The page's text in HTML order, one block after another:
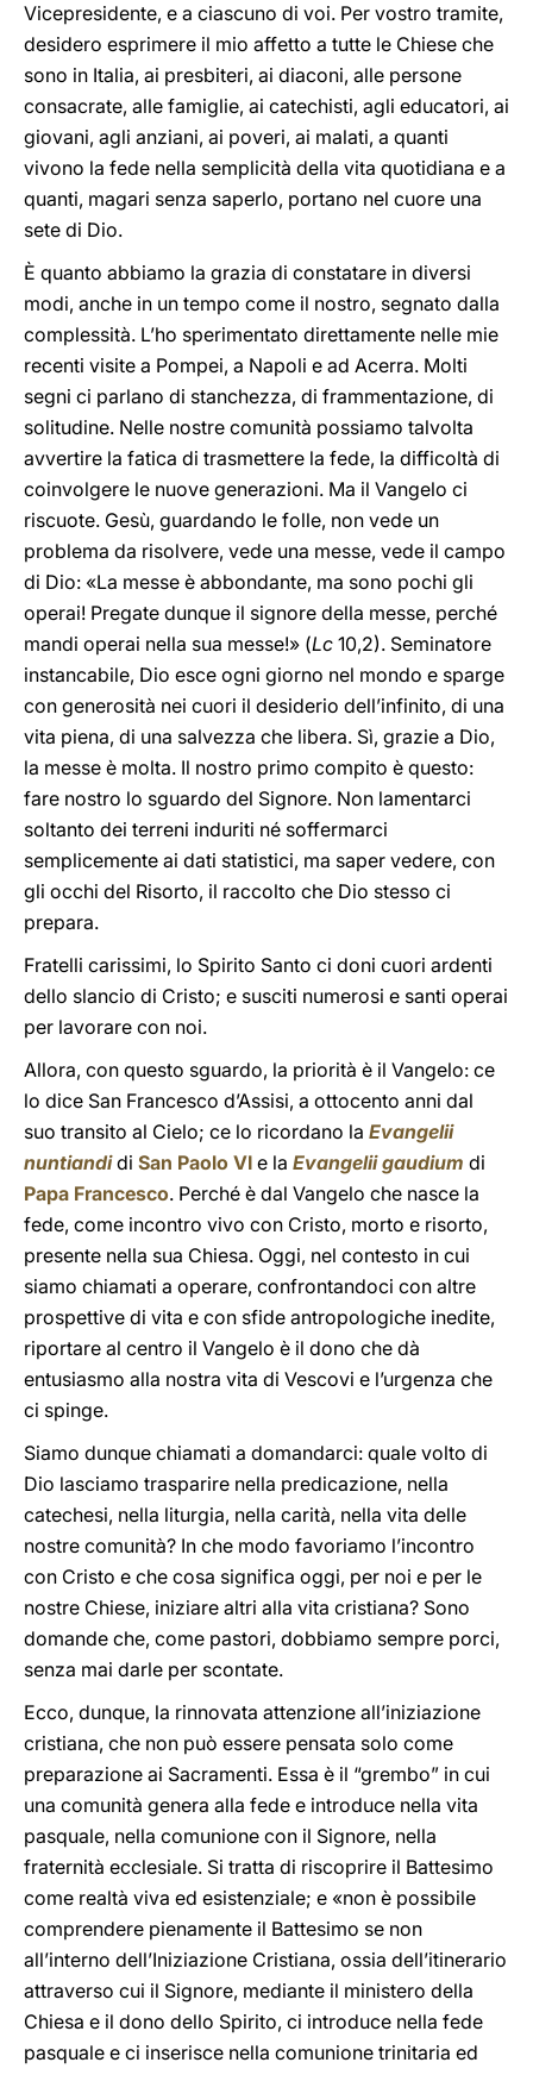
Vicepresidente, e a ciascuno di voi. Per vostro tramite,
desidero esprimere il mio affetto a tutte le Chiese che
sono in Italia, ai presbiteri, ai diaconi, alle persone
consacrate, alle famiglie, ai catechisti, agli educatori, ai
giovani, agli anziani, ai poveri, ai malati, a quanti
vivono la fede nella semplicità della vita quotidiana e a
quanti, magari senza saperlo, portano nel cuore una
sete di Dio.
È quanto abbiamo la grazia di constatare in diversi
modi, anche in un tempo come il nostro, segnato dalla
complessità. L’ho sperimentato direttamente nelle mie
recenti visite a Pompei, a Napoli e ad Acerra. Molti
segni ci parlano di stanchezza, di frammentazione, di
solitudine. Nelle nostre comunità possiamo talvolta
avvertire la fatica di trasmettere la fede, la difficoltà di
coinvolgere le nuove generazioni. Ma il Vangelo ci
riscuote. Gesù, guardando le folle, non vede un
problema da risolvere, vede una messe, vede il campo
di Dio: «La messe è abbondante, ma sono pochi gli
operai! Pregate dunque il signore della messe, perché
mandi operai nella sua messe!» (Lc 10,2). Seminatore
instancabile, Dio esce ogni giorno nel mondo e sparge
con generosità nei cuori il desiderio dell’infinito, di una
vita piena, di una salvezza che libera. Sì, grazie a Dio,
la messe è molta. Il nostro primo compito è questo:
fare nostro lo sguardo del Signore. Non lamentarci
soltanto dei terreni induriti né soffermarci
semplicemente ai dati statistici, ma saper vedere, con
gli occhi del Risorto, il raccolto che Dio stesso ci
prepara.
Fratelli carissimi, lo Spirito Santo ci doni cuori ardenti
dello slancio di Cristo; e susciti numerosi e santi operai
per lavorare con noi.
Allora, con questo sguardo, la priorità è il Vangelo: ce
lo dice San Francesco d’Assisi, a ottocento anni dal
suo transito al Cielo; ce lo ricordano la Evangelii
nuntiandidi San Paolo VI e la Evangelii gaudium di
Papa Francesco. Perché è dal Vangelo che nasce la
fede, come incontro vivo con Cristo, morto e risorto,
presente nella sua Chiesa. Oggi, nel contesto in cui
siamo chiamati a operare, confrontandoci con altre
prospettive di vita e con sfide antropologiche inedite,
riportare al centro il Vangelo è il dono che dà
entusiasmo alla nostra vita di Vescovi e l’urgenza che
ci spinge.
Siamo dunque chiamati a domandarci: quale volto di
Dio lasciamo trasparire nella predicazione, nella
catechesi, nella liturgia, nella carità, nella vita delle
nostre comunità? In che modo favoriamo l’incontro
con Cristo e che cosa significa oggi, per noi e per le
nostre Chiese, iniziare altri alla vita cristiana? Sono
domande che, come pastori, dobbiamo sempre porci,
senza mai darle per scontate.
Ecco, dunque, la rinnovata attenzione all’iniziazione
cristiana, che non può essere pensata solo come
preparazione ai Sacramenti. Essa è il “grembo” in cui
una comunità genera alla fede e introduce nella vita
pasquale, nella comunione con il Signore, nella
fraternità ecclesiale. Si tratta di riscoprire il Battesimo
come realtà viva ed esistenziale; e «non è possibile
comprendere pienamente il Battesimo se non
all’interno dell’Iniziazione Cristiana, ossia dell’itinerario
attraverso cui il Signore, mediante il ministero della
Chiesa e il dono dello Spirito, ci introduce nella fede
pasquale e ci inserisce nella comunione trinitaria ed